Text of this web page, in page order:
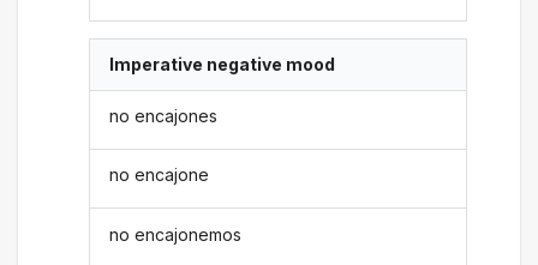
Imperative negative mood
no encajones
no encajone
no encajonemos